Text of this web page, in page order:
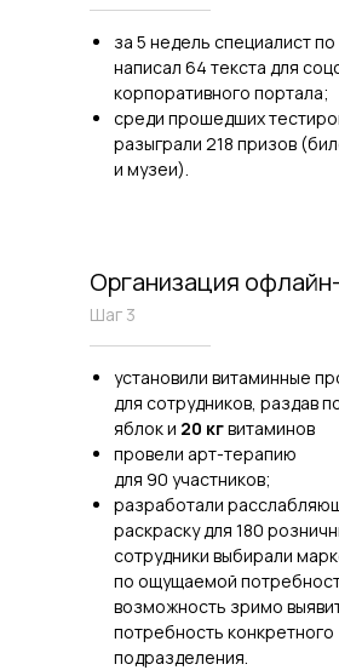
за 5 недель специалист
написал 64 текста для
корпоративного портала;
среди прошедших
разыграли 218 призов
и музеи).
Организация
Шаг 3
установили витаминные
для сотрудников, раздав
яблок и 20 кгвитаминов
провели арт-терапию
для 90 участников;
разработали
раскраску для 180
сотрудники выбирали
по ощущаемой
возможность зримо
потребность конкретного
подразделения.